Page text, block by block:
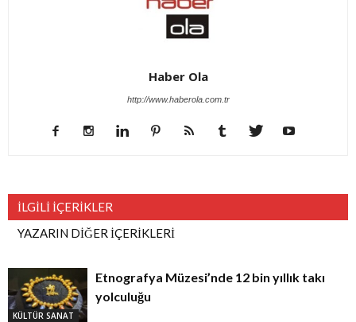
Haber Ola
http://www.haberola.com.tr
İLGİLİ İÇERİKLER
YAZARIN DİĞER İÇERİKLERİ
KÜLTÜR SANAT
Etnografya Müzesi’nde 12 bin yıllık takı
yolculuğu